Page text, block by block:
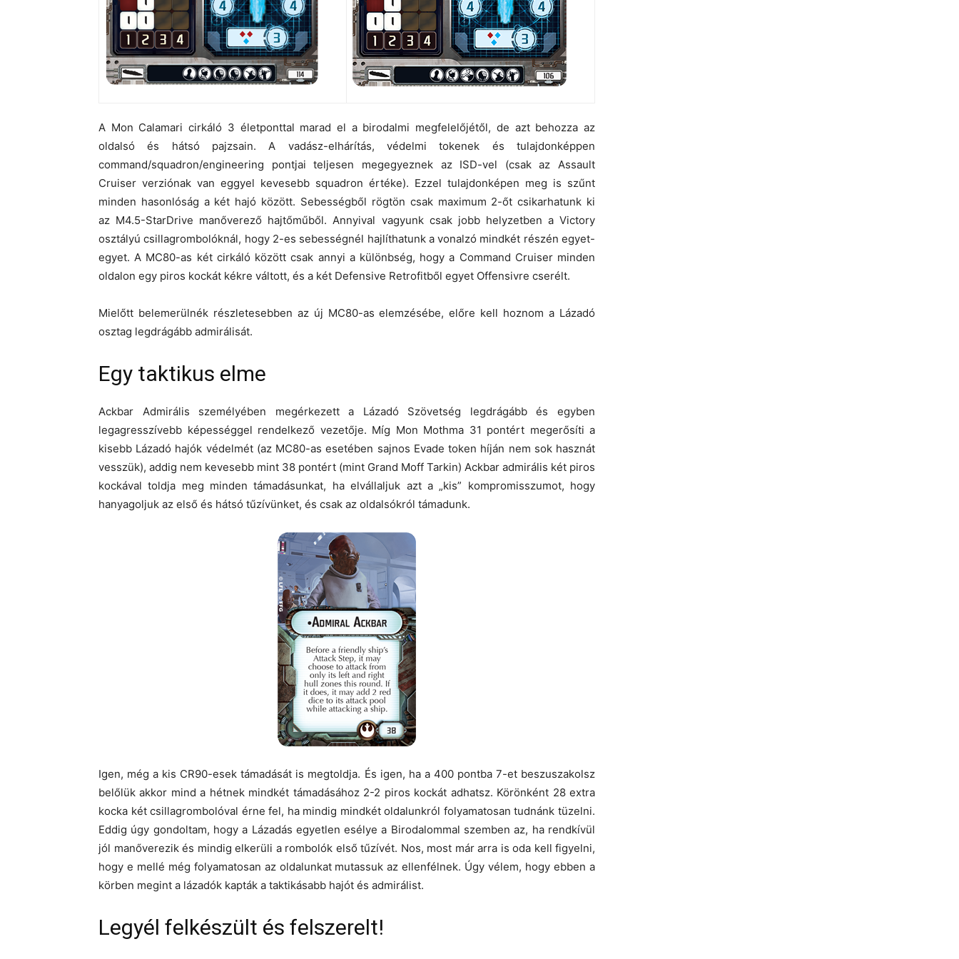
A Mon Calamari cirkáló 3 életponttal marad el a birodalmi megfelelőjétől, de azt behozza az
oldalsó és hátsó pajzsain. A vadász-elhárítás, védelmi tokenek és tulajdonképpen
command/squadron/engineering pontjai teljesen megegyeznek az ISD-vel (csak az Assault
Cruiser verziónak van eggyel kevesebb squadron értéke). Ezzel tulajdonképen meg is szűnt
minden hasonlóság a két hajó között. Sebességből rögtön csak maximum 2-őt csikarhatunk ki
az M4.5-StarDrive manőverező hajtőműből. Annyival vagyunk csak jobb helyzetben a Victory
osztályú csillagrombolóknál, hogy 2-es sebességnél hajlíthatunk a vonalzó mindkét részén egyet-
egyet. A MC80-as két cirkáló között csak annyi a különbség, hogy a Command Cruiser minden
oldalon egy piros kockát kékre váltott, és a két Defensive Retrofitből egyet Offensivre cserélt.
Mielőtt belemerülnék részletesebben az új MC80-as elemzésébe, előre kell hoznom a Lázadó
osztag legdrágább admirálisát.
Egy taktikus elme
Ackbar Admirális személyében megérkezett a Lázadó Szövetség legdrágább és egyben
legagresszívebb képességgel rendelkező vezetője. Míg Mon Mothma 31 pontért megerősíti a
kisebb Lázadó hajók védelmét (az MC80-as esetében sajnos Evade token híján nem sok hasznát
vesszük), addig nem kevesebb mint 38 pontért (mint Grand Moff Tarkin) Ackbar admirális két piros
kockával toldja meg minden támadásunkat, ha elvállaljuk azt a „kis” kompromisszumot, hogy
hanyagoljuk az első és hátsó tűzívünket, és csak az oldalsókról támadunk.
Igen, még a kis CR90-esek támadását is megtoldja. És igen, ha a 400 pontba 7-et beszuszakolsz
belőlük akkor mind a hétnek mindkét támadásához 2-2 piros kockát adhatsz. Körönként 28 extra
kocka két csillagrombolóval érne fel, ha mindig mindkét oldalunkról folyamatosan tudnánk tüzelni.
Eddig úgy gondoltam, hogy a Lázadás egyetlen esélye a Birodalommal szemben az, ha rendkívül
jól manőverezik és mindig elkerüli a rombolók első tűzívét. Nos, most már arra is oda kell figyelni,
hogy e mellé még folyamatosan az oldalunkat mutassuk az ellenfélnek. Úgy vélem, hogy ebben a
körben megint a lázadók kapták a taktikásabb hajót és admirálist.
Legyél felkészült és felszerelt!